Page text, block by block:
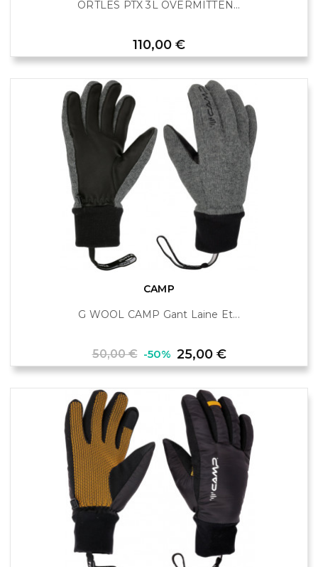
ORTLES PTX 3L OVERMITTEN...
Prix
110,00 €
CAMP
G WOOL CAMP Gant Laine Et...
Prix
de
base
50,00 € -50% Prix
25,00 €